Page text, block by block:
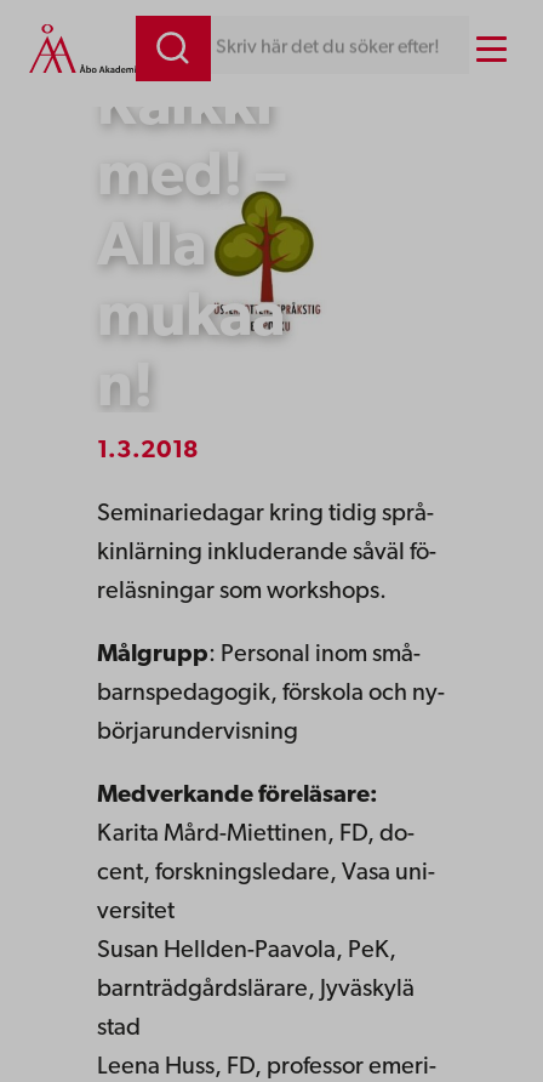
Hoppa
till
Skriv här det du söker efter! Menu
Kaikki
med! –
Alla
mukaa
n!
1.3.2018
Se­mi­na­ri­e­da­gar kring ti­dig språ­
kin­lär­ning in­klu­de­ran­de så­väl fö­
re­läs­ning­ar som work­shops.
Mål­grupp: Per­so­nal inom små­
barns­pe­da­go­gik, för­sko­la och ny­
bör­jar­un­der­vis­ning
Med­ver­kan­de fö­re­lä­sa­re:
Ka­ri­ta Mård-Mi­et­ti­nen, FD, do­
cent, forsk­nings­le­da­re, Vasa uni­
ver­si­tet
Su­san Hell­den-Pa­a­vo­la, PeK,
barn­träd­gårds­lä­ra­re, Jy­väs­ky­lä
stad
Le­ena Huss, FD, pro­fes­sor eme­ri­